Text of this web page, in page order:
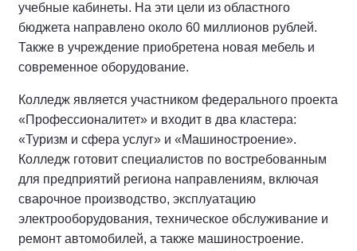
учебные кабинеты. На эти цели из областного
бюджета направлено около 60 миллионов рублей.
Также в учреждение приобретена новая мебель и
современное оборудование.
Колледж является участником федерального проекта
«Профессионалитет» и входит в два кластера:
«Туризм и сфера услуг» и «Машиностроение».
Колледж готовит специалистов по востребованным
для предприятий региона направлениям, включая
сварочное производство, эксплуатацию
электрооборудования, техническое обслуживание и
ремонт автомобилей, а также машиностроение.